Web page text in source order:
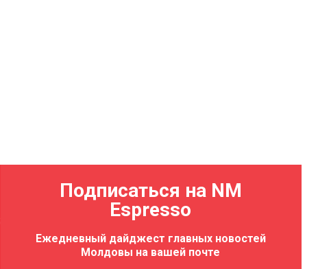
Подписаться на NM
Espresso
Ежедневный дайджест главных новостей
Молдовы на вашей почте